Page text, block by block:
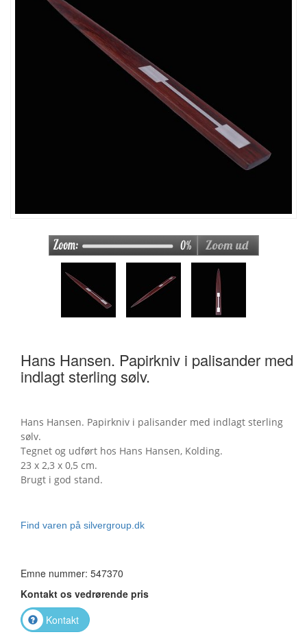
Hans Hansen. Papirkniv i palisander med
indlagt sterling sølv.
Hans Hansen. Papirkniv i palisander med indlagt sterling
sølv.
Tegnet og udført hos Hans Hansen, Kolding.
23 x 2,3 x 0,5 cm.
Brugt i god stand.
Find varen på silvergroup.dk
Emne nummer: 547370
Kontakt os vedrørende pris
Kontakt